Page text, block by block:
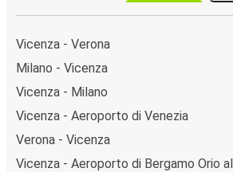
Vicenza - Verona
Milano - Vicenza
Vicenza - Milano
Vicenza - Aeroporto di Venezia
Verona - Vicenza
Vicenza - Aeroporto di Bergamo Orio